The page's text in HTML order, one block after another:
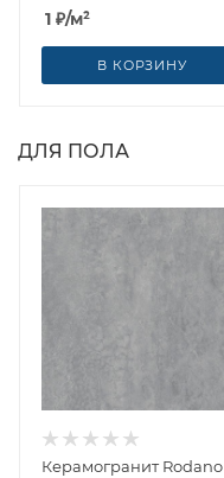
1 ₽/м²
В КОРЗИНУ
ДЛЯ ПОЛА
Керамогранит Rodano